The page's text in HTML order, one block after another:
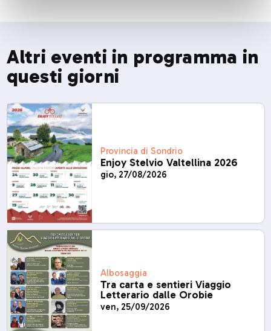
Altri eventi in programma in
questi giorni
Provincia di Sondrio
Enjoy Stelvio Valtellina 2026
gio, 27/08/2026
Albosaggia
Tra carta e sentieri Viaggio
Letterario dalle Orobie
ven, 25/09/2026